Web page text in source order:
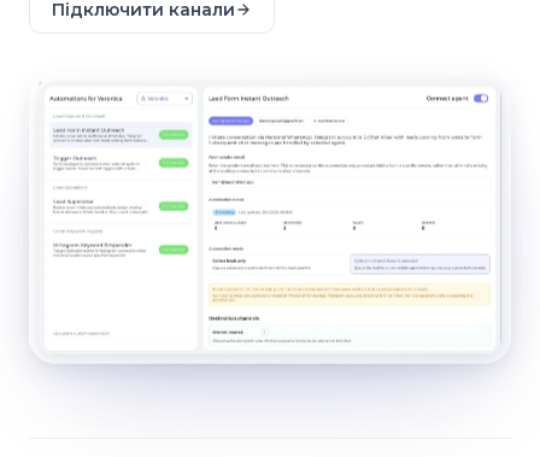
Підключити канали